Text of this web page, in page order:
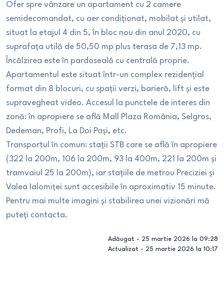
Ofer spre vânzare un apartament cu 2 camere
semidecomandat, cu aer condiționat, mobilat și utilat,
situat la etajul 4 din 5, în bloc nou din anul 2020, cu
suprafața utilă de 50,50 mp plus terasa de 7,13 mp.
Încălzirea este în pardoseală cu centrală proprie.
Apartamentul este situat într-un complex rezidențial
format din 8 blocuri, cu spații verzi, barieră, lift și este
supravegheat video. Accesul la punctele de interes din
zonă: în apropiere se află Mall Plaza România, Selgros,
Dedeman, Profi, La Doi Pași, etc.
Transportul în comun: stații STB care se află în apropiere
(322 la 200m, 106 la 200m, 93 la 400m, 221 la 200m și
tramvaiul 25 la 200m), iar stațiile de metrou Preciziei și
Valea Ialomiței sunt accesibile în aproximativ 15 minute.
Pentru mai multe imagini și stabilirea unei vizionări mă
puteți contacta.
Adăugat - 25 martie 2026 la 09:28
Actualizat - 25 martie 2026 la 10:17